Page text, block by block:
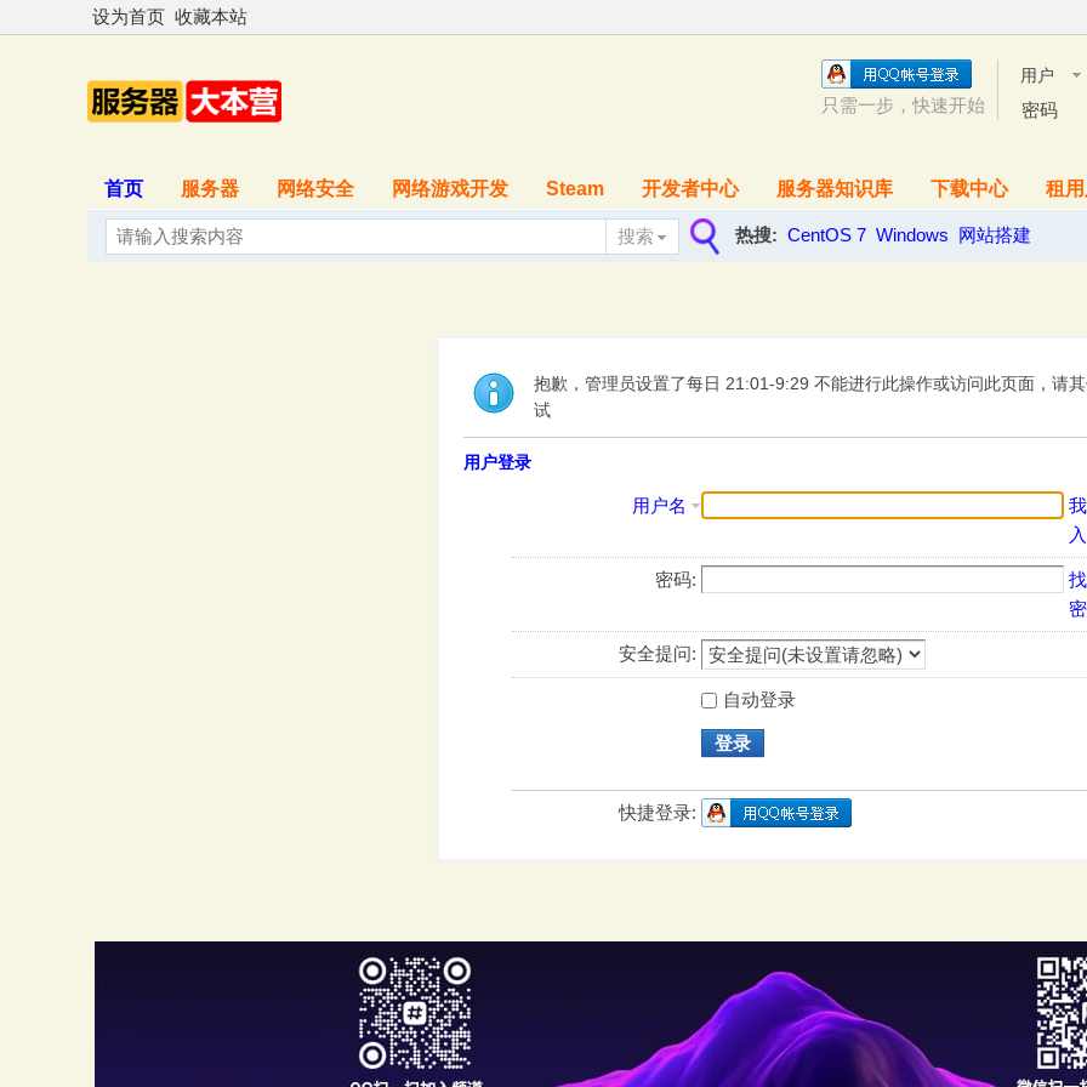
设为首页 收藏本站
用户
名
密码
只需一步，快速开始
首页 服务器 网络安全 网络游戏开发 Steam 开发者中心 服务器知识库 下载中心 租
搜索
索
热搜: CentOS 7 Windows 网站搭建
抱歉，管理员设置了每日 21:01-9:29 不能进行此操作或访问此页面，请
试
用户登录
用户名
密码:
安全提问:
自动登录
登录
快捷登录: